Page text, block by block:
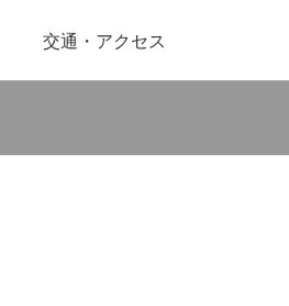
交通・アクセス